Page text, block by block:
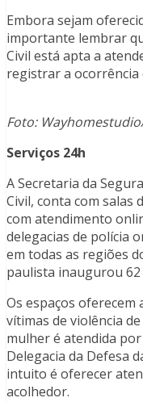
Embora sejam
importante lembrar
Civil está apta a
registrar a ocorrência
Foto:
Serviços 24h
A Secretaria da
Civil, conta com salas
com atendimento
delegacias de polícia
em todas as regiões
paulista inaugurou 62
Os espaços
vítimas de violência
mulher é atendida
Delegacia da Defesa
intuito é oferecer
acolhedor.